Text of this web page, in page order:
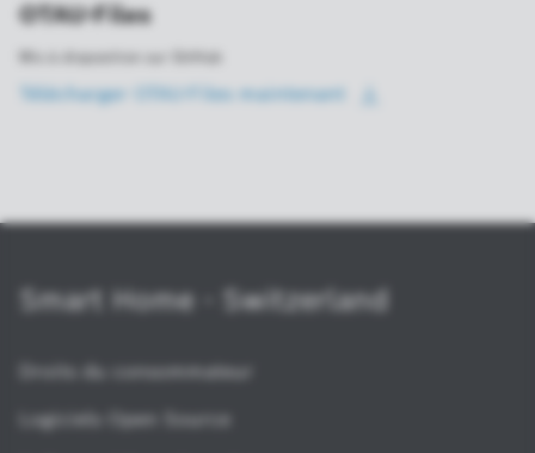
OTAU-Files
Mis à disposition sur GitHub
Télécharger OTAU-Files maintenant
Smart Home - Switzerland
Droits du consommateur
Logiciels Open Source